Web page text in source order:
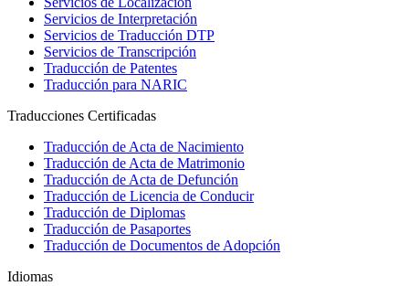
Servicios de Interpretación
Servicios de Traducción DTP
Servicios de Transcripción
Traducción de Patentes
Traducción para NARIC
Traducciones Certificadas
Traducción de Acta de Nacimiento
Traducción de Acta de Matrimonio
Traducción de Acta de Defunción
Traducción de Licencia de Conducir
Traducción de Diplomas
Traducción de Pasaportes
Traducción de Documentos de Adopción
Idiomas